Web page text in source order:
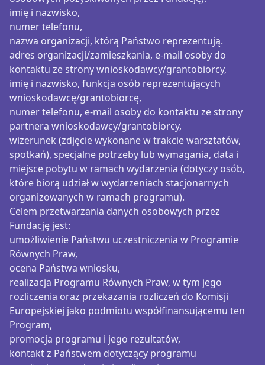
imię i nazwisko,
numer telefonu,
nazwa organizacji, którą Państwo reprezentują.
adres organizacji/zamieszkania, e-mail osoby do
kontaktu ze strony wnioskodawcy/grantobiorcy,
imię i nazwisko, funkcja osób reprezentujących
wnioskodawcę/grantobiorcę,
numer telefonu, e-mail osoby do kontaktu ze strony
partnera wnioskodawcy/grantobiorcy,
wizerunek (zdjęcie wykonane w trakcie warsztatów,
spotkań), specjalne potrzeby lub wymagania, data i
miejsce pobytu w ramach wydarzenia (dotyczy osób,
które biorą udział w wydarzeniach stacjonarnych
organizowanych w ramach programu).
Celem przetwarzania danych osobowych przez
Fundację jest:
umożliwienie Państwu uczestniczenia w Programie
Równych Praw,
ocena Państwa wniosku,
realizacja Programu Równych Praw, w tym jego
rozliczenia oraz przekazania rozliczeń do Komisji
Europejskiej jako podmiotu współfinansującemu ten
Program,
promocja programu i jego rezultatów,
kontakt z Państwem dotyczący programu